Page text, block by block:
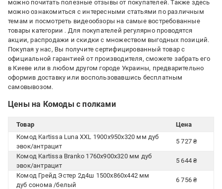
можно почитать полезные отзывы от покупателей. Также здесь
можно ознакомиться с интересными статьями по различным
темам и посмотреть видеообзоры на самые востребованные
товары категории . Для покупателей регулярно проводятся
акции, распродажи и скидки с множеством выгодных позиций.
Покупая у нас, Вы получите сертифицированный товар с
официальной гарантией от производителя, сможете забрать его
в Киеве или в любом другом городе Украины, предварительно
оформив доставку или воспользовавшись бесплатным
самовывозом.
Цены на Комоды с полками
Товар
Цена
Комод Kartissa Luna XXL 1900x950x320 мм дуб
эвок/антрацит
5 727 ₴
Комод Kartissa Branko 1760x900x320 мм дуб
эвок/антрацит
5 644 ₴
Комод Грейд Эстер 2д4ш 1500х860х442 мм
дуб сонома /белый
6 756 ₴